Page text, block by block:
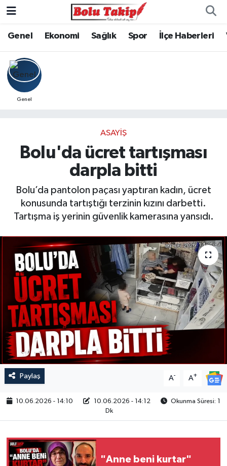
Genel Ekonomi Sağlık Spor İlçe Haberleri
Genel
ASAYIŞ
Bolu'da ücret tartışması
darpla bitti
Bolu’da pantolon paçası yaptıran kadın, ücret
konusunda tartıştığı terzinin kızını darbetti.
Tartışma iş yerinin güvenlik kamerasına yansıdı.
Paylaş A- A+
10.06.2026 - 14:10 10.06.2026 - 14:12
Okunma Süresi: 1
Dk
"Anne beni kurtar"